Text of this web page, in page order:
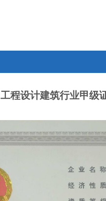
工程设计建筑行业甲级